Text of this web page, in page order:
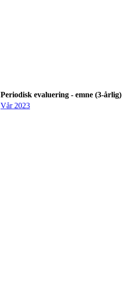
Periodisk evaluering - emne (3-årlig)
Vår 2023